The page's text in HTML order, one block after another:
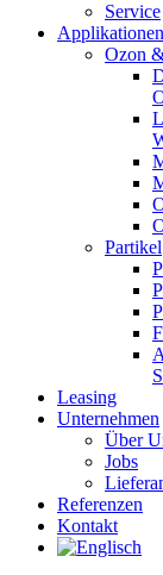
Service
Applikationen
Ozon
Partikel
Leasing
Unternehmen
Über
Jobs
Referenzen
Kontakt